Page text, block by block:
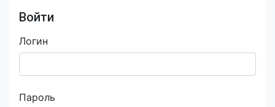
Войти
Логин
Пароль